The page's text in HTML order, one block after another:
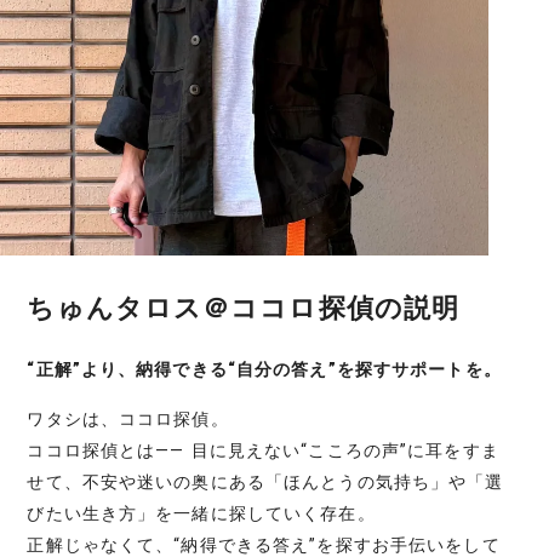
ちゅんタロス＠ココロ探偵の説明
“正解”より、納得できる“自分の答え”を探すサポートを。
ワタシは、ココロ探偵。
ココロ探偵とは―― 目に見えない“こころの声”に耳をすま
せて、不安や迷いの奥にある「ほんとうの気持ち」や「選
びたい生き方」を一緒に探していく存在。
正解じゃなくて、“納得できる答え”を探すお手伝いをして